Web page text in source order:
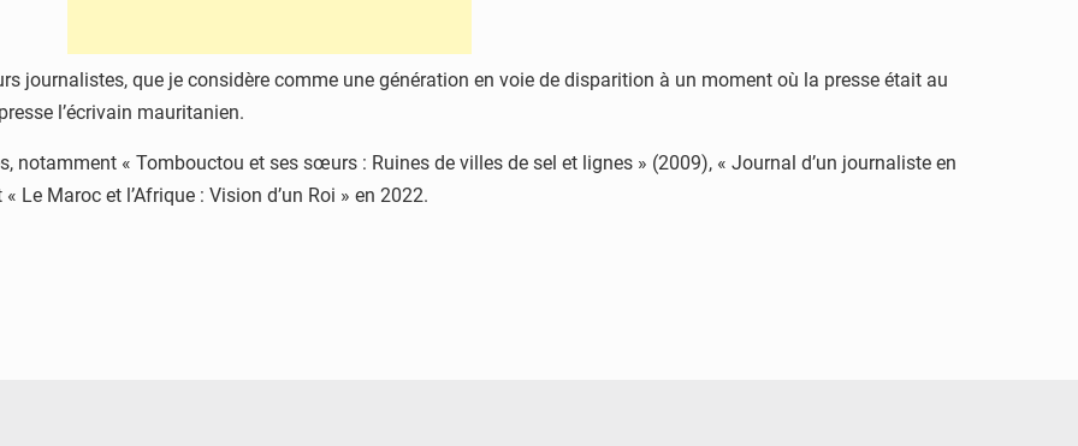
journalistes, que je considère comme une génération en voie de disparition à un moment où la presse était au
l’écrivain mauritanien.
notamment « Tombouctou et ses sœurs : Ruines de villes de sel et lignes » (2009), « Journal d’un journaliste en
Le Maroc et l’Afrique : Vision d’un Roi » en 2022.